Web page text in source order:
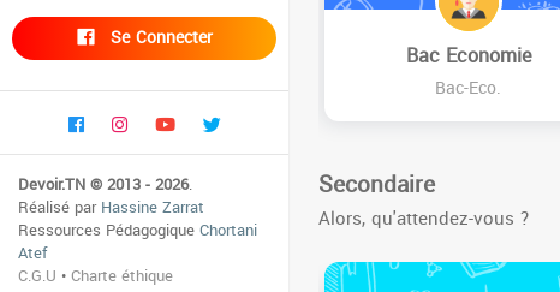
Se Connecter
Devoir.TN © 2013 - 2026.
Réalisé parHassine Zarrat
Ressources PédagogiqueChortani
Atef
C.G.U •Charte éthique
Bac Economie
Bac-Eco.
Secondaire
Alors, qu'attendez-vous ?